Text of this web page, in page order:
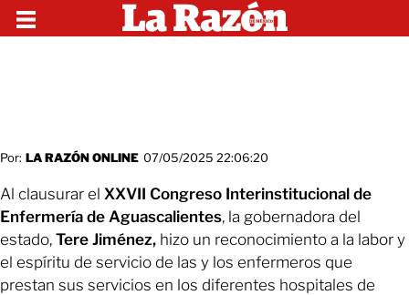
Por: LA RAZÓN ONLINE 07/05/2025 22:06:20
Al clausurar el XXVII Congreso Interinstitucional de
Enfermería de Aguascalientes, la gobernadora del
estado, Tere Jiménez, hizo un reconocimiento a la labor y
el espíritu de servicio de las y los enfermeros que
prestan sus servicios en los diferentes hospitales de